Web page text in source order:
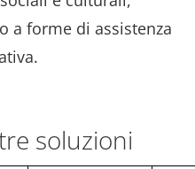
a forme di assistenza
soluzioni